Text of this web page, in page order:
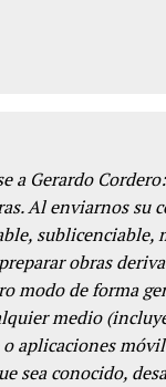
a Gerardo
Al enviarnos su
obras
modo de forma
medio
aplicaciones
sea conocido,